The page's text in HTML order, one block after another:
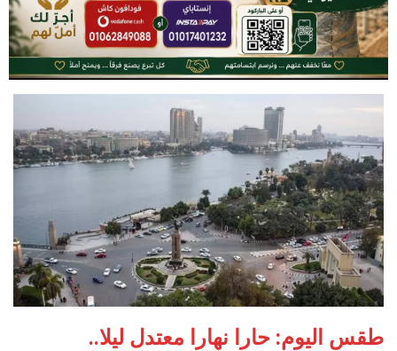
طقس اليوم: حارا نهارا معتدل ليلا..